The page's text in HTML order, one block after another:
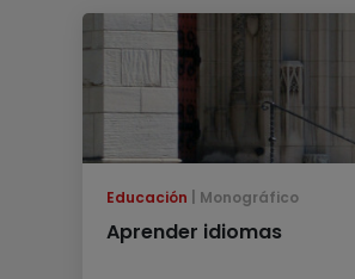
Educación Monográfico
Aprender idiomas